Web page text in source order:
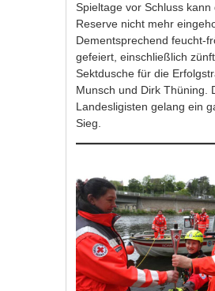
Spieltage vor Schluss kann
Reserve nicht mehr
Dementsprechend feucht-
gefeiert, einschließlich
Sektdusche für die
Munsch und Dirk Thüning.
Landesligisten gelang ein
Sieg.